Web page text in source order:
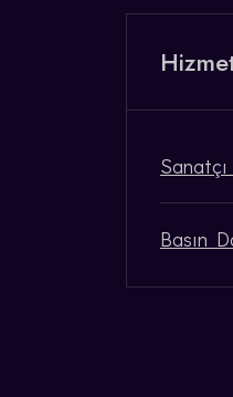
Basın